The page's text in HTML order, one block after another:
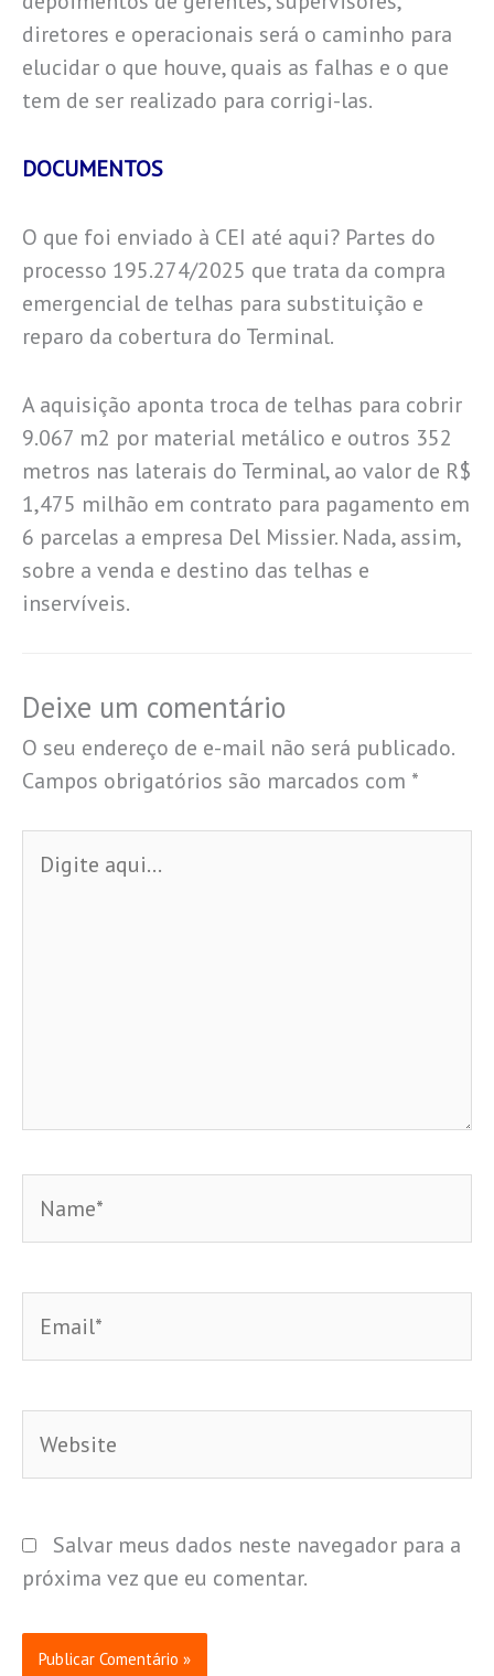
diretores e operacionais será o caminho para
elucidar o que houve, quais as falhas e o que
tem de ser realizado para corrigi-las.
DOCUMENTOS
O que foi enviado à CEI até aqui? Partes do
processo 195.274/2025 que trata da compra
emergencial de telhas para substituição e
reparo da cobertura do Terminal.
A aquisição aponta troca de telhas para cobrir
9.067 m2 por material metálico e outros 352
metros nas laterais do Terminal, ao valor de R$
1,475 milhão em contrato para pagamento em
6 parcelas a empresa Del Missier. Nada, assim,
sobre a venda e destino das telhas e
inservíveis.
Deixe um comentário
O seu endereço de e-mail não será publicado.
Campos obrigatórios são marcados com *
aqui...
Salvar meus dados neste navegador para a
próxima vez que eu comentar.